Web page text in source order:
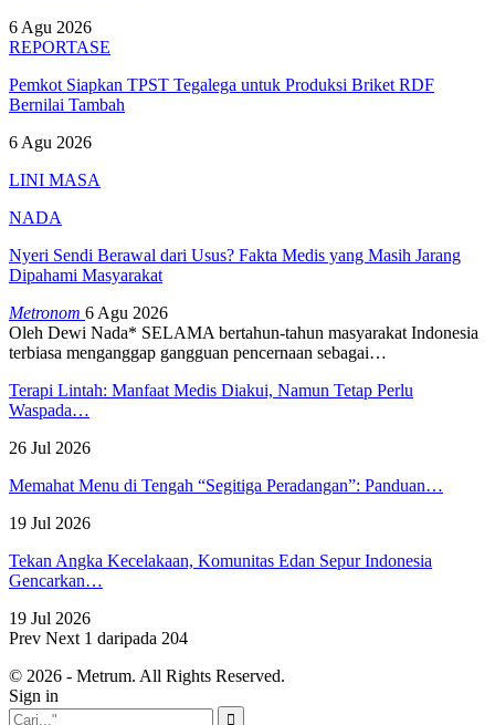
6 Agu 2026
REPORTASE
Pemkot Siapkan TPST Tegalega untuk Produksi Briket RDF
Bernilai Tambah
6 Agu 2026
LINI MASA
NADA
Nyeri Sendi Berawal dari Usus? Fakta Medis yang Masih Jarang
Dipahami Masyarakat
Metronom 6 Agu 2026
Oleh Dewi Nada* SELAMA bertahun-tahun masyarakat Indonesia
terbiasa menganggap gangguan pencernaan sebagai…
Terapi Lintah: Manfaat Medis Diakui, Namun Tetap Perlu
Waspada…
26 Jul 2026
Memahat Menu di Tengah “Segitiga Peradangan”: Panduan…
19 Jul 2026
Tekan Angka Kecelakaan, Komunitas Edan Sepur Indonesia
Gencarkan…
19 Jul 2026
Prev Next 1 daripada 204
© 2026 - Metrum. All Rights Reserved.
Sign in